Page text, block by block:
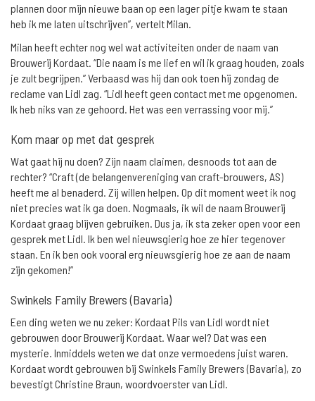
plannen door mijn nieuwe baan op een lager pitje kwam te staan
heb ik me laten uitschrijven”, vertelt Milan.
Milan heeft echter nog wel wat activiteiten onder de naam van
Brouwerij Kordaat. “Die naam is me lief en wil ik graag houden, zoals
je zult begrijpen.” Verbaasd was hij dan ook toen hij zondag de
reclame van Lidl zag. “Lidl heeft geen contact met me opgenomen.
Ik heb niks van ze gehoord. Het was een verrassing voor mij.”
Kom maar op met dat gesprek
Wat gaat hij nu doen? Zijn naam claimen, desnoods tot aan de
rechter? “Craft (de belangenvereniging van craft-brouwers, AS)
heeft me al benaderd. Zij willen helpen. Op dit moment weet ik nog
niet precies wat ik ga doen. Nogmaals, ik wil de naam Brouwerij
Kordaat graag blijven gebruiken. Dus ja, ik sta zeker open voor een
gesprek met Lidl. Ik ben wel nieuwsgierig hoe ze hier tegenover
staan. En ik ben ook vooral erg nieuwsgierig hoe ze aan de naam
zijn gekomen!”
Swinkels Family Brewers (Bavaria)
Een ding weten we nu zeker: Kordaat Pils van Lidl wordt niet
gebrouwen door Brouwerij Kordaat. Waar wel? Dat was een
mysterie. Inmiddels weten we dat onze vermoedens juist waren.
Kordaat wordt gebrouwen bij Swinkels Family Brewers (Bavaria), zo
bevestigt Christine Braun, woordvoerster van Lidl.